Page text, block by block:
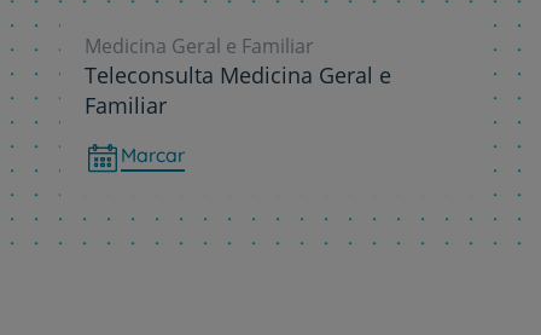
Medicina Geral e Familiar
Teleconsulta Medicina Geral e
Familiar
Marcar